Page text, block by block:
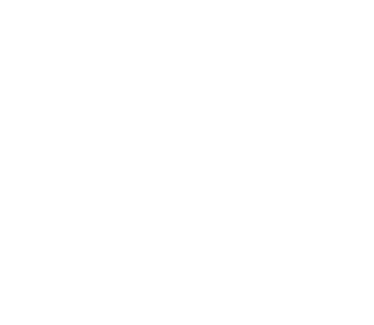
製品に未対応品が
2022年1月12日よ